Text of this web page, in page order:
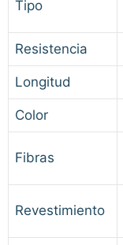
Tipo
Resistencia
Longitud
Color
Fibras
Revestimiento